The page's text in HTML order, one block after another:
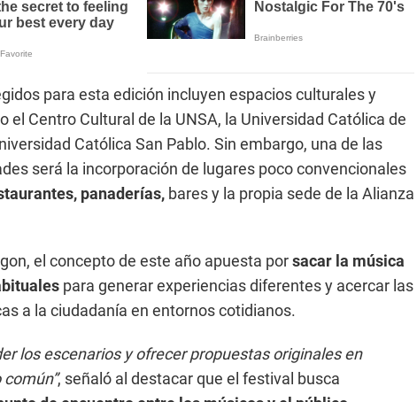
para esta edición incluyen espacios culturales y
el Centro Cultural de la UNSA, la Universidad Católica de
Católica San Pablo. Sin embargo, una de las
será la incorporación de lugares poco convencionales
panaderías, bares y la propia sede de la Alianza
el concepto de este año apuesta porsacar la música
para generar experiencias diferentes y acercar las
a la ciudadanía en entornos cotidianos.
los escenarios y ofrecer propuestas originales en
, señaló al destacar que el festival busca